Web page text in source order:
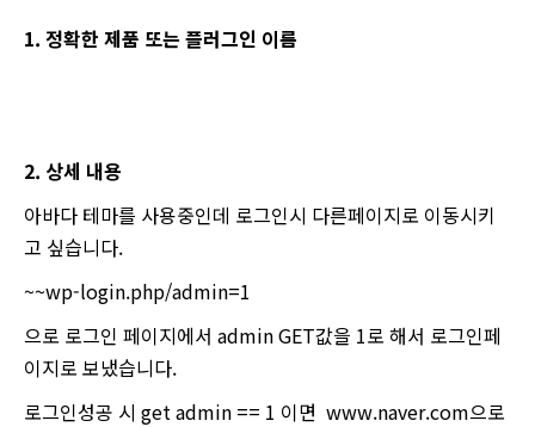
1. 정확한 제품 또는 플러그인 이름
2. 상세 내용
아바다 테마를 사용중인데 로그인시 다른페이지로 이동시키
고 싶습니다.
~~wp-login.php/admin=1
으로 로그인 페이지에서 admin GET값을 1로 해서 로그인페
이지로 보냈습니다.
로그인성공 시 get admin == 1 이면 www.naver.com으로